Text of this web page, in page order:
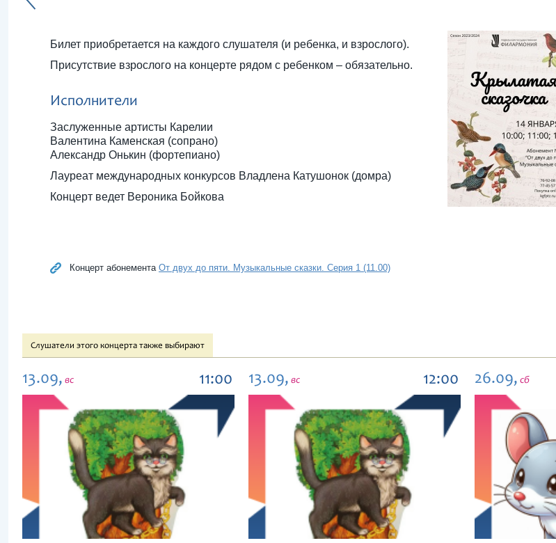
Билет приобретается на каждого слушателя (и ребенка, и взрослого).
Присутствие взрослого на концерте рядом с ребенком – обязательно.
Исполнители
Заслуженные артисты Карелии
Валентина Каменская (сопрано)
Александр Онькин (фортепиано)
Лауреат международных конкурсов Владлена Катушонок (домра)
Концерт ведет Вероника Бойкова
Концерт абонемента От двух до пяти. Музыкальные сказки. Серия 1 (11.00)
Слушатели этого концерта также выбирают
13.09, вс 11:00 13.09, вс 12:00 26.09, сб